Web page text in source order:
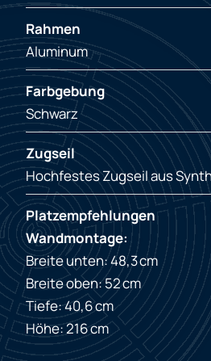
Rahmen
Aluminum
Farbgebung
Schwarz
Zugseil
Hochfestes Zugseil aus
Platzempfehlungen
Wandmontage:
Breite unten: 48,3 cm
Breite oben: 52 cm
Tiefe: 40,6 cm
Höhe: 216 cm